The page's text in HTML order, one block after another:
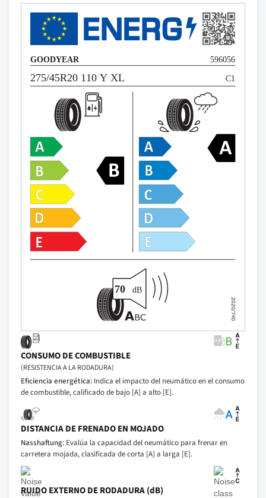
CONSUMO DE COMBUSTIBLE
(RESISTENCIA A LA RODADURA)
Eficiencia energética: Indica el impacto del neumático en el consumo
de combustible, calificado de bajo [A] a alto [E].
DISTANCIA DE FRENADO EN MOJADO
Nasshaftung: Evalúa la capacidad del neumático para frenar en
carretera mojada, clasificada de corta [A] a larga [E].
RUIDO EXTERNO DE RODADURA (dB)